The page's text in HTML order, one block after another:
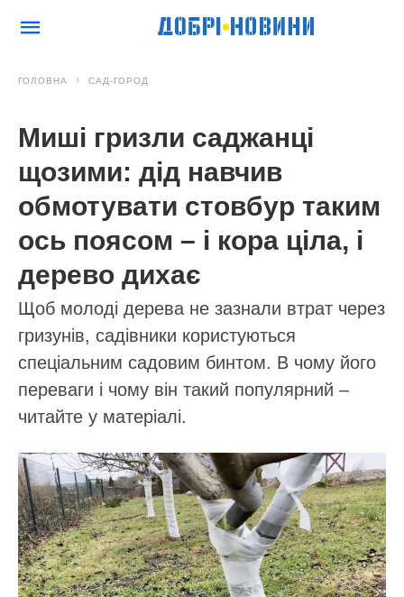
ГОЛОВНА САД-ГОРОД
Миші гризли саджанці
щозими: дід навчив
обмотувати стовбур таким
ось поясом – і кора ціла, і
дерево дихає
Щоб молоді дерева не зазнали втрат через
гризунів, садівники користуються
спеціальним садовим бинтом. В чому його
переваги і чому він такий популярний –
читайте у матеріалі.